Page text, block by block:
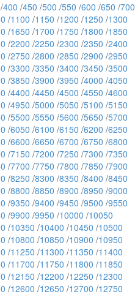
/400 /450 /500 /550 /600 /650 /700
/1100 /1150 /1200 /1250 /1300
/1650 /1700 /1750 /1800 /1850
/2200 /2250 /2300 /2350 /2400
/2750 /2800 /2850 /2900 /2950
/3300 /3350 /3400 /3450 /3500
/3850 /3900 /3950 /4000 /4050
/4400 /4450 /4500 /4550 /4600
/4950 /5000 /5050 /5100 /5150
/5500 /5550 /5600 /5650 /5700
/6050 /6100 /6150 /6200 /6250
/6600 /6650 /6700 /6750 /6800
/7150 /7200 /7250 /7300 /7350
/7700 /7750 /7800 /7850 /7900
/8250 /8300 /8350 /8400 /8450
/8800 /8850 /8900 /8950 /9000
/9350 /9400 /9450 /9500 /9550
/9900 /9950 /10000 /10050
/10350 /10400 /10450 /10500
/10800 /10850 /10900 /10950
/11250 /11300 /11350 /11400
/11700 /11750 /11800 /11850
/12150 /12200 /12250 /12300
/12600 /12650 /12700 /12750